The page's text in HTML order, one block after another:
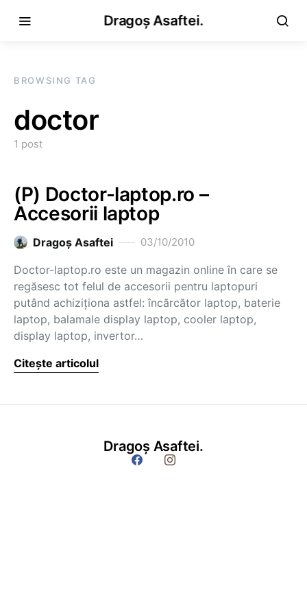
Dragoș Asaftei.
BROWSING TAG
doctor
1 post
(P) Doctor-laptop.ro –
Accesorii laptop
Dragoş Asaftei 03/10/2010
Doctor-laptop.ro este un magazin online în care se
regăsesc tot felul de accesorii pentru laptopuri
putând achiziţiona astfel: încărcător laptop, baterie
laptop, balamale display laptop, cooler laptop,
display laptop, invertor…
Citește articolul
Dragoș Asaftei.